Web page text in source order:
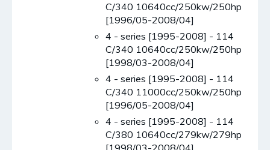
C/340 10640cc/250kw/250hp
[1996/05-2008/04]
4 - series [1995-2008] - 114
C/340 10640cc/250kw/250hp
[1998/03-2008/04]
4 - series [1995-2008] - 114
C/340 11000cc/250kw/250hp
[1996/05-2008/04]
4 - series [1995-2008] - 114
C/380 10640cc/279kw/279hp
[1998/03-2008/04]